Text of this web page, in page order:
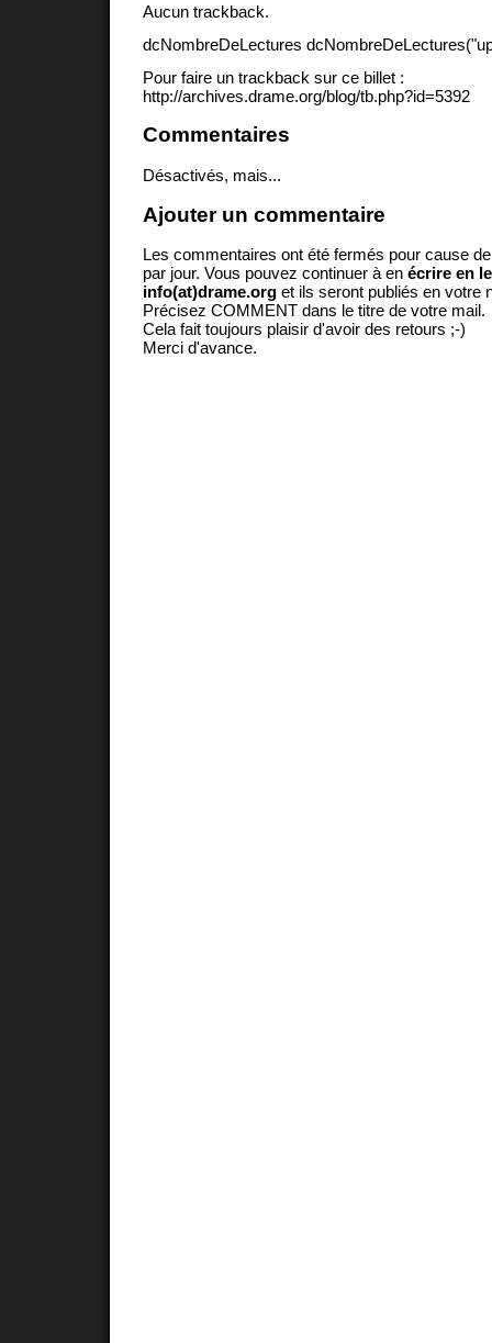
Aucun trackback.
dcNombreDeLectures
Pour faire un trackback sur ce billet :
http://archives.drame.org/blog/tb.php?id=5392
Commentaires
Désactivés, mais...
Ajouter un commentaire
Les commentaires ont été fermés pour cause
par jour. Vous pouvez continuer à en écrire en
info(at)drame.org et ils seront publiés en votre
Précisez COMMENT dans le titre de votre mail.
Cela fait toujours plaisir d'avoir des retours ;-)
Merci d'avance.